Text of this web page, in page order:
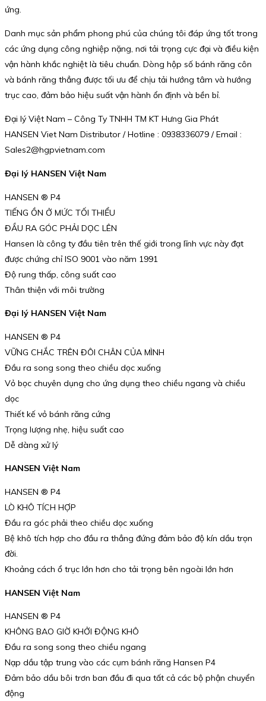
ứng.
Danh mục sản phẩm phong phú của chúng tôi đáp ứng tốt trong
các ứng dụng công nghiệp nặng, nơi tải trọng cực đại và điều kiện
vận hành khắc nghiệt là tiêu chuẩn. Dòng hộp số bánh răng côn
và bánh răng thẳng được tối ưu để chịu tải hướng tâm và hướng
trục cao, đảm bảo hiệu suất vận hành ổn định và bền bỉ.
Đại lý Việt Nam – Công Ty TNHH TM KT Hưng Gia Phát
HANSEN Viet Nam Distributor / Hotline : 0938336079 / Email :
Sales2@hgpvietnam.com
Đại lý HANSEN Việt Nam
HANSEN ® P4
TIẾNG ỒN Ở MỨC TỐI THIỂU
ĐẦU RA GÓC PHẢI DỌC LÊN
Hansen là công ty đầu tiên trên thế giới trong lĩnh vực này đạt
được chứng chỉ ISO 9001 vào năm 1991
Độ rung thấp, công suất cao
Thân thiện với môi trường
Đại lý HANSEN Việt Nam
HANSEN ® P4
VỮNG CHẮC TRÊN ĐÔI CHÂN CỦA MÌNH
Đầu ra song song theo chiều dọc xuống
Vỏ bọc chuyên dụng cho ứng dụng theo chiều ngang và chiều
dọc
Thiết kế vỏ bánh răng cứng
Trọng lượng nhẹ, hiệu suất cao
Dễ dàng xử lý
HANSEN Việt Nam
HANSEN ® P4
LÒ KHÔ TÍCH HỢP
Đầu ra góc phải theo chiều dọc xuống
Bệ khô tích hợp cho đầu ra thẳng đứng đảm bảo độ kín dầu trọn
đời.
Khoảng cách ổ trục lớn hơn cho tải trọng bên ngoài lớn hơn
HANSEN Việt Nam
HANSEN ® P4
KHÔNG BAO GIỜ KHỞI ĐỘNG KHÔ
Đầu ra song song theo chiều ngang
Nạp dầu tập trung vào các cụm bánh răng Hansen P4
Đảm bảo dầu bôi trơn ban đầu đi qua tất cả các bộ phận chuyển
động